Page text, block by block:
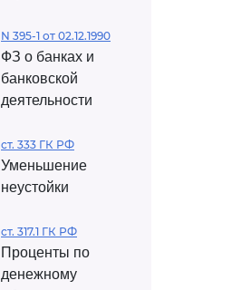
N 395-1 от 02.12.1990
ФЗ о банках и
банковской
деятельности
ст. 333 ГК РФ
Уменьшение
неустойки
ст. 317.1 ГК РФ
Проценты по
денежному